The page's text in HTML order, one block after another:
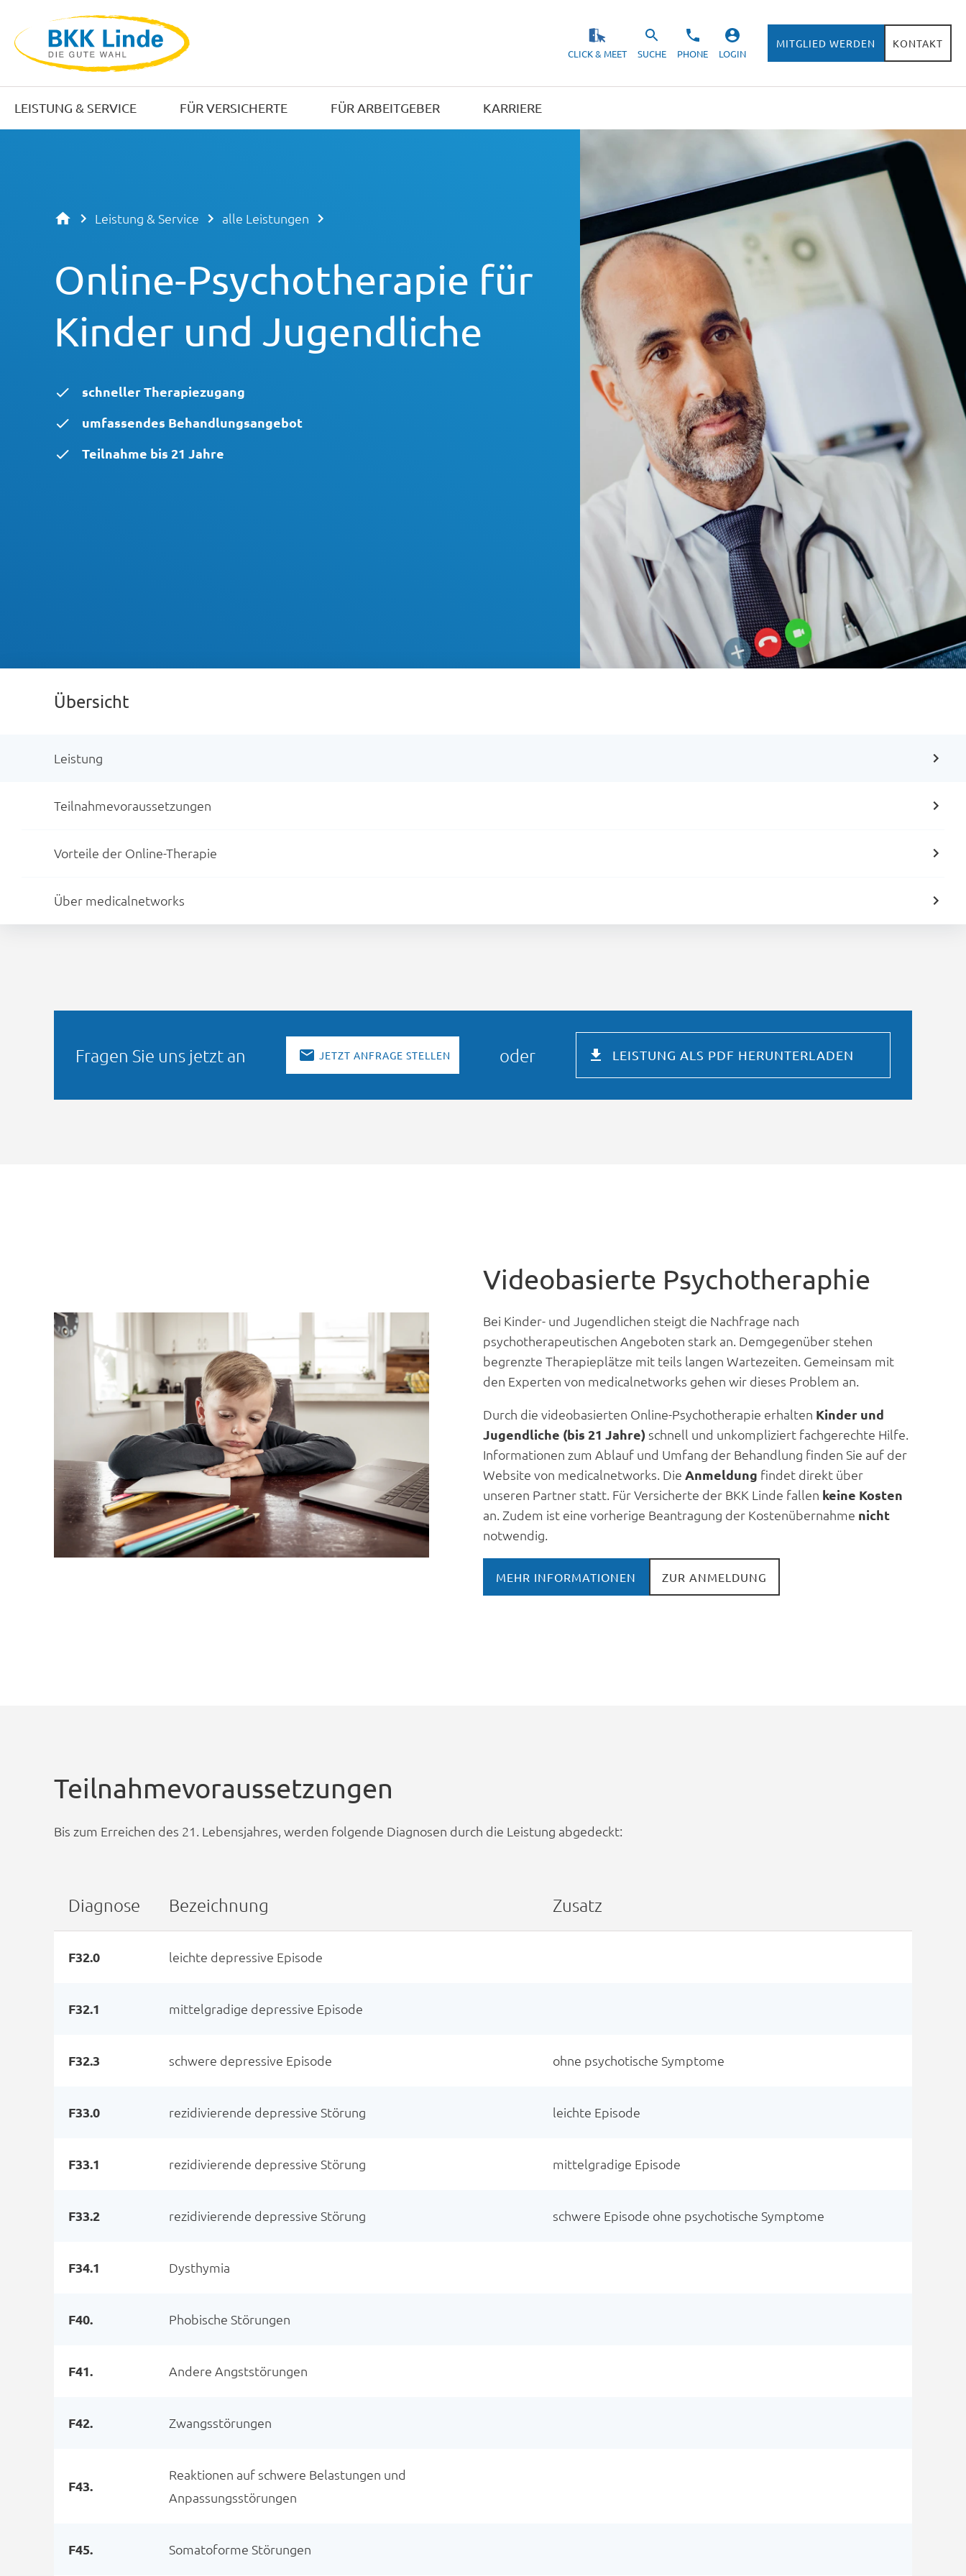
LEISTUNG & SERVICE FÜR VERSICHERTE FÜR ARBEITGEBER KARRIERE
CLICK & MEET SUCHE PHONE LOGIN
MITGLIED WERDEN KONTAKT
Leistung & Service alle Leistungen
Online-Psychotherapie für
Kinder und Jugendliche
schneller Therapiezugang
umfassendes Behandlungsangebot
Teilnahme bis 21 Jahre
Übersicht
Leistung
Teilnahmevoraussetzungen
Vorteile der Online-Therapie
Über medicalnetworks
Fragen Sie uns jetzt an JETZT ANFRAGE STELLEN oder LEISTUNG ALS PDF HERUNTERLADEN
Videobasierte Psychotheraphie
Bei Kinder- und Jugendlichen steigt die Nachfrage nach
psychotherapeutischen Angeboten stark an. Demgegenüber stehen
begrenzte Therapieplätze mit teils langen Wartezeiten. Gemeinsam mit
den Experten von medicalnetworks gehen wir dieses Problem an.
Durch die videobasierten Online-Psychotherapie erhalten Kinder und
Jugendliche (bis 21 Jahre) schnell und unkompliziert fachgerechte Hilfe.
Informationen zum Ablauf und Umfang der Behandlung finden Sie auf der
Website von medicalnetworks. Die Anmeldung findet direkt über
unseren Partner statt. Für Versicherte der BKK Linde fallen keine Kosten
an. Zudem ist eine vorherige Beantragung der Kostenübernahme nicht
notwendig.
MEHR INFORMATIONEN ZUR ANMELDUNG
Teilnahmevoraussetzungen
Bis zum Erreichen des 21. Lebensjahres, werden folgende Diagnosen durch die Leistung abgedeckt:
Diagnose Bezeichnung Zusatz
F32.0 leichte depressive Episode
F32.1 mittelgradige depressive Episode
F32.3 schwere depressive Episode ohne psychotische Symptome
F33.0 rezidivierende depressive Störung leichte Episode
F33.1 rezidivierende depressive Störung mittelgradige Episode
F33.2 rezidivierende depressive Störung schwere Episode ohne psychotische Symptome
F34.1 Dysthymia
F40. Phobische Störungen
F41. Andere Angststörungen
F42. Zwangsstörungen
F43.
Reaktionen auf schwere Belastungen und
Anpassungsstörungen
F45. Somatoforme Störungen